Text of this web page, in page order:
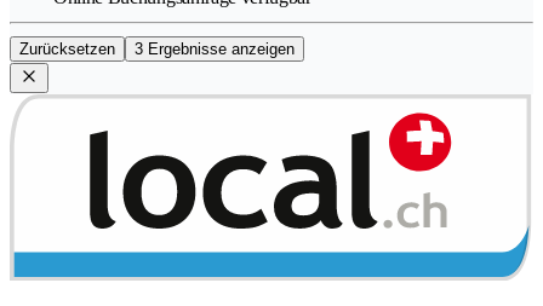
Zurücksetzen 3 Ergebnisse anzeigen